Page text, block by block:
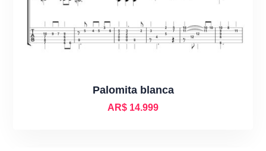
Palomita blanca
AR$ 14.999